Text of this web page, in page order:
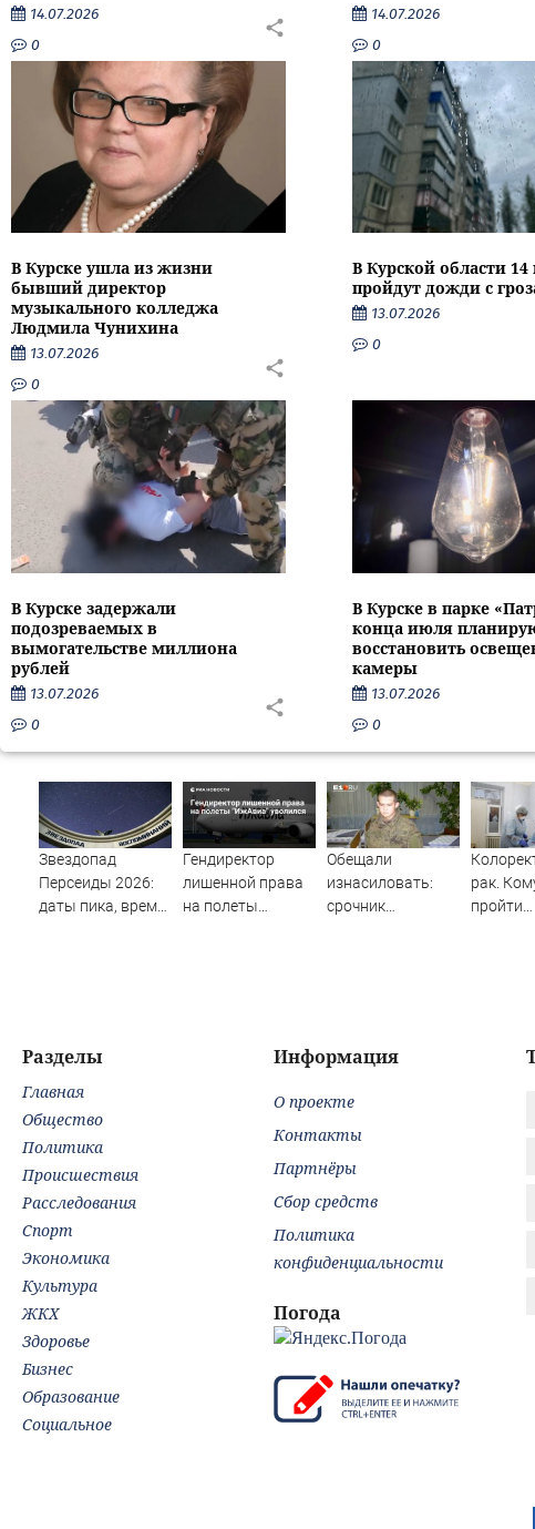
14.07.2026
0
14.07.2026
0
В Курске ушла из жизни
бывший директор
музыкального колледжа
Людмила Чунихина
13.07.2026
0
В Курской области
пройдут дожди с
13.07.2026
0
В Курске задержали
подозреваемых в
вымогательстве миллиона
рублей
13.07.2026
0
В Курске в парке
конца июля
восстановить
камеры
13.07.2026
0
Звездопад
Персеиды 2026:
даты пика, время
Гендиректор
лишенной права
на полеты
Обещали
изнасиловать:
срочник
рак.
пройти
Разделы
Главная
Общество
Политика
Происшествия
Расследования
Спорт
Экономика
Культура
ЖКХ
Здоровье
Бизнес
Образование
Социальное
Информация
О проекте
Контакты
Партнёры
Сбор средств
Политика
конфиденциальности
Погода